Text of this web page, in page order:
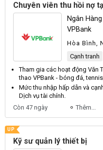
Chuyên viên thu hồi nợ
Ngân
VPBank
Hòa Bình,
Cạnh tranh
Tham gia các hoạt động Văn
thao VPBank - bóng đá,
Mức thu nhập hấp dẫn và
Dịch vụ tài chính.
Còn 47 ngày
Thêm...
UP
Kỹ sư quản lý thiết bị